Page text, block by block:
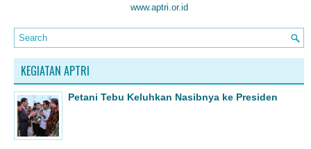
www.aptri.or.id
KEGIATAN APTRI
Petani Tebu Keluhkan Nasibnya ke Presiden